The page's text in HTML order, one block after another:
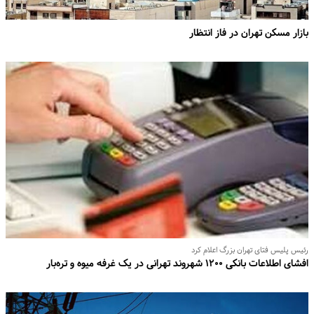
بازار مسکن تهران در فاز انتظار
رئیس پلیس فتای تهران بزرگ اعلام کرد
افشای اطلاعات بانکی ۱۲۰۰ شهروند تهرانی در یک غرفه میوه و تره‌بار